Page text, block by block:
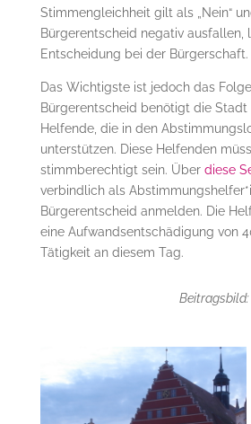
Stimmengleichheit gilt als „Nein“
Bürgerentscheid negativ ausfallen,
Entscheidung bei der Bürgerschaft.
Das Wichtigste ist jedoch das
Bürgerentscheid benötigt die Stadt
Helfende, die in den
unterstützen. Diese Helfenden
stimmberechtigt sein. Über diese
verbindlich als
Bürgerentscheid anmelden. Die
eine Aufwandsentschädigung von
Tätigkeit an diesem Tag.